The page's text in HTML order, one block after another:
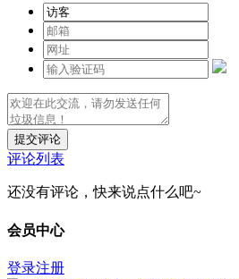
提交评论
评论列表
还没有评论，快来说点什么吧~
会员中心
登录注册